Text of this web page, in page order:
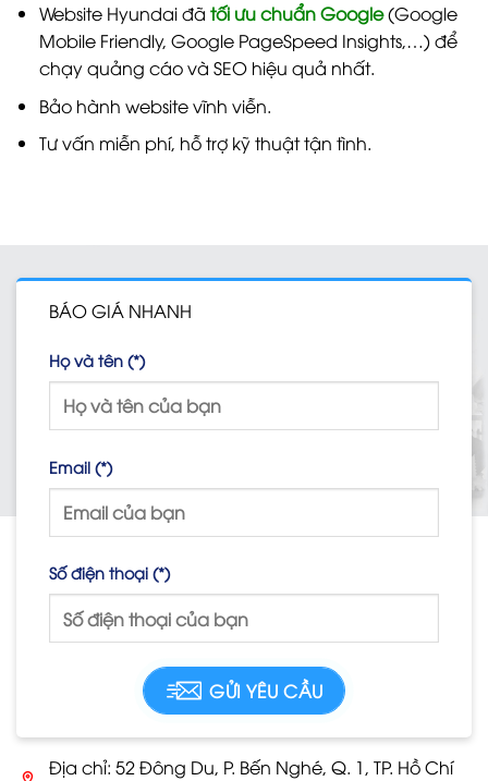
Website Hyundai đã tối ưu chuẩn Google(Google
Mobile Friendly, Google PageSpeed Insights,…) để
chạy quảng cáo và SEO hiệu quả nhất.
Bảo hành website vĩnh viễn.
Tư vấn miễn phí, hỗ trợ kỹ thuật tận tình.
Địa chỉ: 52 Đông Du, P. Bến Nghé, Q. 1, TP. Hồ Chí
BÁO GIÁ NHANH
Họ và tên (*)
Email (*)
Số điện thoại (*)